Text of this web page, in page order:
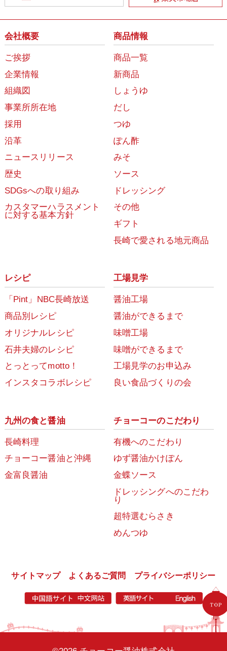
会社概要
ご挨拶
企業情報
組織図
事業所所在地
採用
沿革
ニュースリリース
歴史
SDGsへの取り組み
カスタマーハラスメント
に対する基本方針
商品情報
商品一覧
新商品
しょうゆ
だし
つゆ
ぽん酢
みそ
ソース
ドレッシング
その他
ギフト
長崎で愛される地元商品
レシピ
「Pint」NBC長崎放送
商品別レシピ
オリジナルレシピ
石井夫婦のレシピ
とっとってmotto！
インスタコラボレシピ
工場見学
醤油工場
醤油ができるまで
味噌工場
味噌ができるまで
工場見学のお申込み
良い食品づくりの会
九州の食と醤油
長崎料理
チョーコー醤油と沖縄
金富良醤油
チョーコーのこだわり
有機へのこだわり
ゆず醤油かけぽん
金蝶ソース
ドレッシングへのこだわ
り
超特選むらさき
めんつゆ
サイトマップ よくあるご質問 プライバシーポリシー